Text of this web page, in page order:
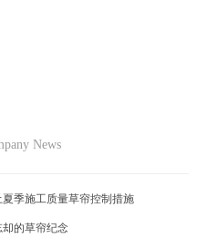
市吴龙水草帘厂，是连云港赣榆
副产...
News
夏季施工质量草帘控制措施
却的草帘纪念